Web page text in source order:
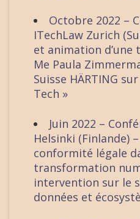
Octobre 2022 –
ITechLaw Zurich
et animation d’une
Me Paula
Suisse HÄRTING
Tech »
Juin 2022 –
Helsinki (Finlande)
conformité légale
transformation
intervention sur le
données et